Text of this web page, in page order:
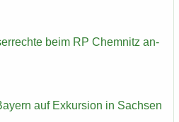
beim RP Chem­nitz an­
auf Ex­kur­si­on in Sach­sen